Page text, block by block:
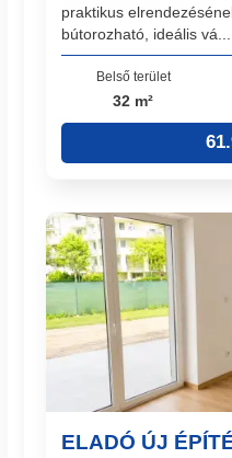
praktikus
bútorozható, ideális vá...
Belső terület
32 m²
ELADÓ ÚJ